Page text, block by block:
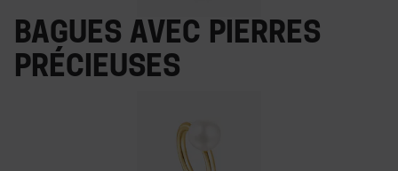
Bagues avec pierres
précieuses